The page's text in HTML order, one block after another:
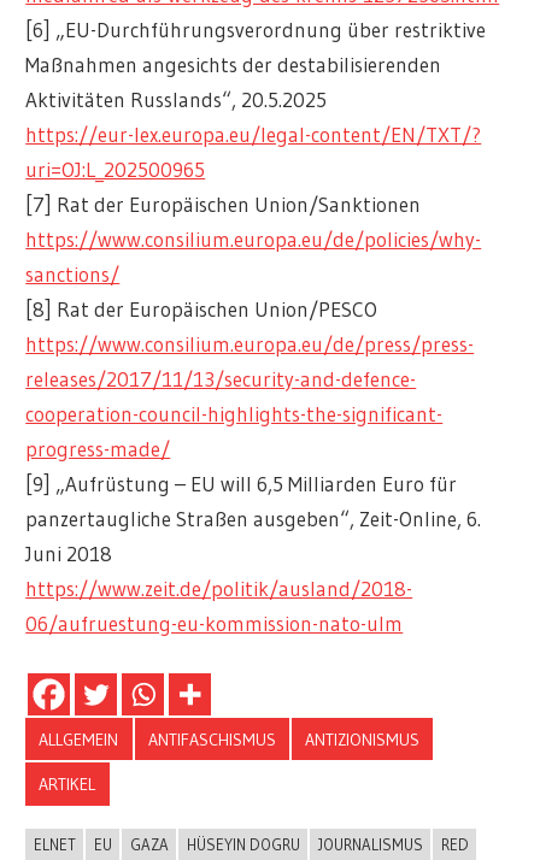
[6] „EU-Durchführungsverordnung über restriktive
Maßnahmen angesichts der destabilisierenden
Aktivitäten Russlands“, 20.5.2025
https://eur-lex.europa.eu/legal-content/EN/TXT/?
uri=OJ:L_202500965
[7] Rat der Europäischen Union/Sanktionen
https://www.consilium.europa.eu/de/policies/why-
sanctions/
[8] Rat der Europäischen Union/PESCO
https://www.consilium.europa.eu/de/press/press-
releases/2017/11/13/security-and-defence-
cooperation-council-highlights-the-significant-
progress-made/
[9] „Aufrüstung – EU will 6,5 Milliarden Euro für
panzertaugliche Straßen ausgeben“, Zeit-Online, 6.
Juni 2018
https://www.zeit.de/politik/ausland/2018-
06/aufruestung-eu-kommission-nato-ulm
ALLGEMEIN ANTIFASCHISMUS ANTIZIONISMUS
ARTIKEL
ELNET EU GAZA HÜSEYIN DOGRU JOURNALISMUS
RED